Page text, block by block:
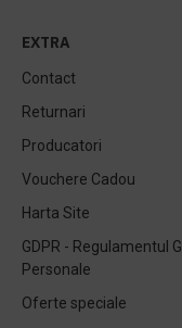
EXTRA
Contact
Returnari
Producatori
Vouchere Cadou
Harta Site
GDPR - Regulamentul
Personale
Oferte speciale